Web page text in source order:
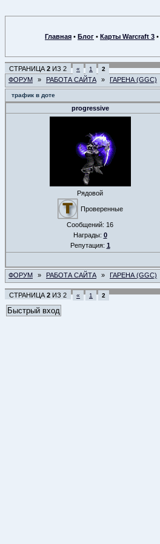
Главная • Блог • Карты Warcraft 3 •
СТРАНИЦА 2 ИЗ 2 « 1 2
ФОРУМ » РАБОТА САЙТА » ГАРЕНА (GGC)
трафик в доте
progressive
Рядовой
Проверенные
Сообщений: 16
Награды: 0
Репутация: 1
ФОРУМ » РАБОТА САЙТА » ГАРЕНА (GGC)
СТРАНИЦА 2 ИЗ 2 « 1 2